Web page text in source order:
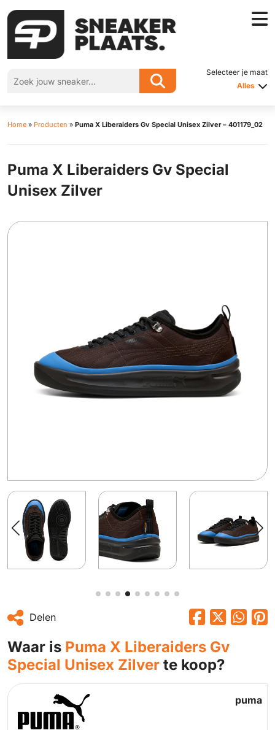
Selecteer je maat
Alles
Home » Producten » Puma X Liberaiders Gv Special Unisex Zilver – 401179_02
Puma X Liberaiders Gv Special
Unisex Zilver
Delen
Waar is Puma X Liberaiders Gv
Special Unisex Zilver te koop?
puma